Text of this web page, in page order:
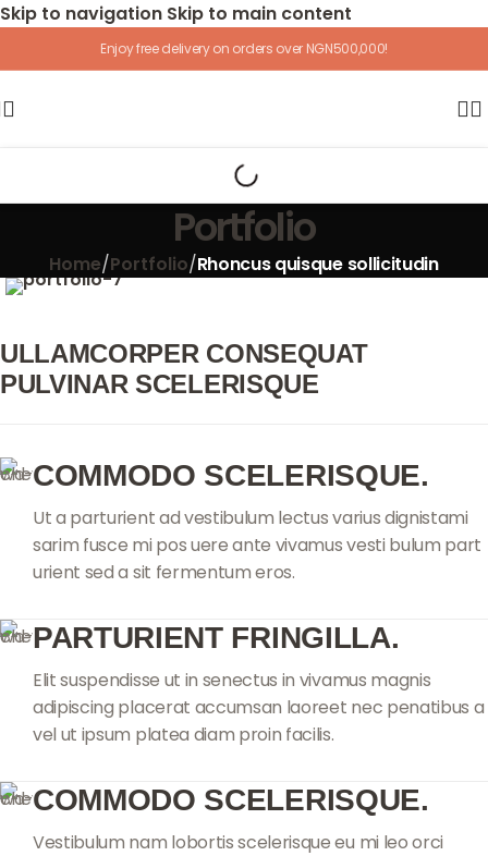
Skip to navigation Skip to main content
Enjoy free delivery on orders over NGN500,000!
Portfolio
Home/Portfolio/Rhoncus quisque sollicitudin
ULLAMCORPER CONSEQUAT
PULVINAR SCELERISQUE
COMMODO SCELERISQUE.
Ut a parturient ad vestibulum lectus varius dignistami
sarim fusce mi pos uere ante vivamus vesti bulum part
urient sed a sit fermentum eros.
PARTURIENT FRINGILLA.
Elit suspendisse ut in senectus in vivamus magnis
adipiscing placerat accumsan laoreet nec penatibus a
vel ut ipsum platea diam proin facilis.
COMMODO SCELERISQUE.
Vestibulum nam lobortis scelerisque eu mi leo orci